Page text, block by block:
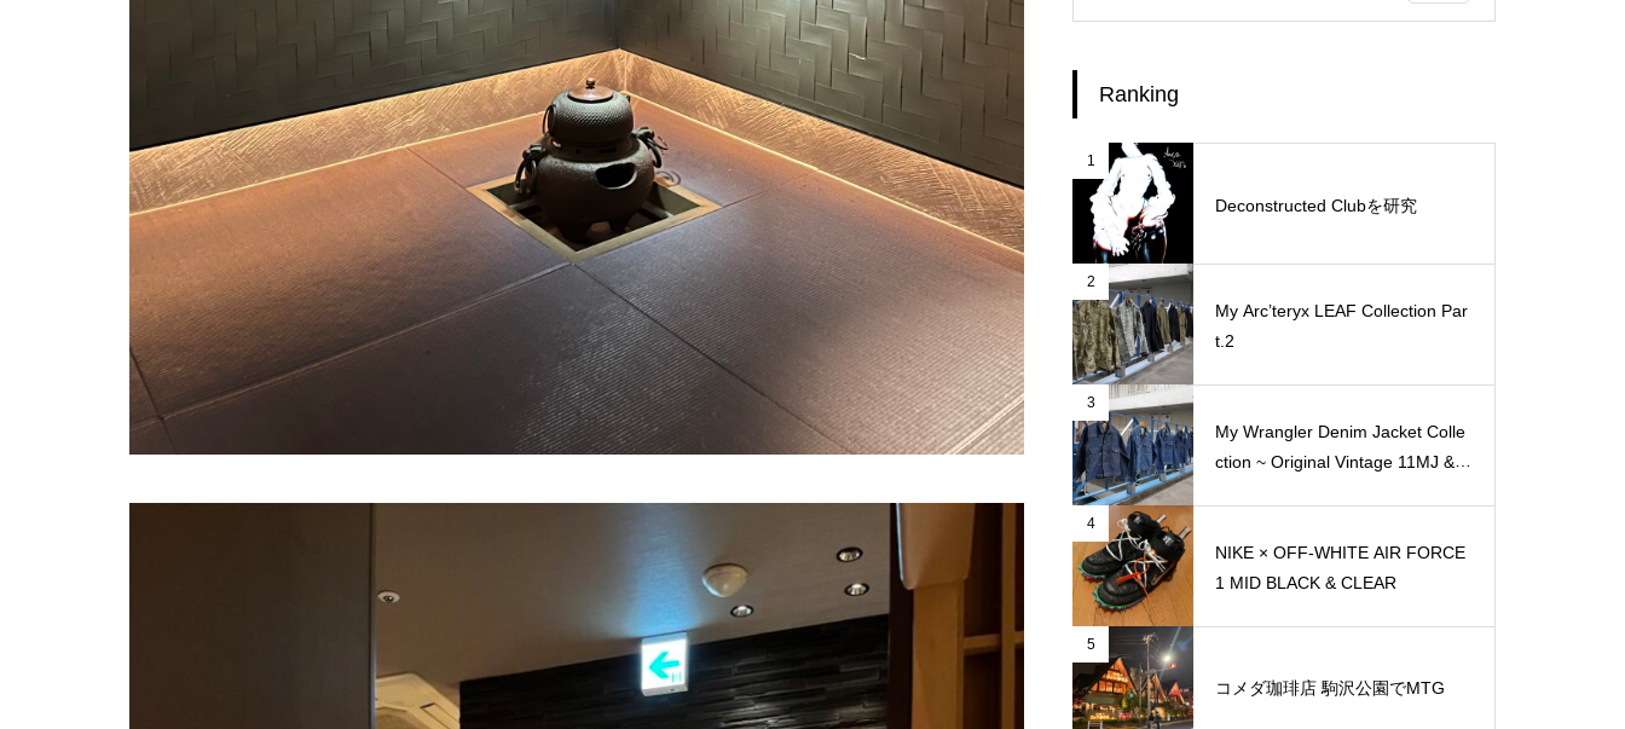
Ranking
1
Deconstructed Clubを研究
2
My Arc’teryx LEAF Collection Par
t.2
3
My Wrangler Denim Jacket Colle
ction ~ Original Vintage 11MJ & 1
4
NIKE × OFF-WHITE AIR FORCE
1 MID BLACK & CLEAR
5
コメダ珈琲店 駒沢公園でMTG